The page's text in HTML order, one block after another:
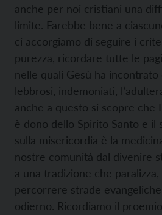
anche per noi cristiani una
limite. Farebbe bene a
ci accorgiamo di seguire i
purezza, ricordare tutte le
nelle quali Gesù ha incontrato
lebbrosi, indemoniati,
anche a questo si scopre che
è dono dello Spirito Santo e il
sulla misericordia è la
nostre comunità dal divenire
a una tradizione che
percorrere strade
odierno. Ricordiamo il